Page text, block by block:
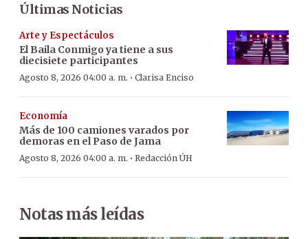
Últimas Noticias
Arte y Espectáculos
El Baila Conmigo ya tiene a sus
diecisiete participantes
Agosto 8, 2026 04:00 a. m. · Clarisa Enciso
Economía
Más de 100 camiones varados por
demoras en el Paso de Jama
Agosto 8, 2026 04:00 a. m. · Redacción ÚH
Notas más leídas